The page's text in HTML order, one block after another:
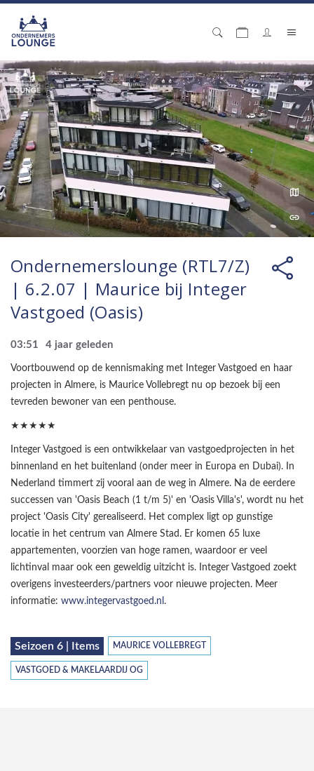
Ondernemerslounge (RTL7/Z)
| 6.2.07 | Maurice bij Integer
Vastgoed (Oasis)
03:51 4 jaar geleden
Voortbouwend op de kennismaking met Integer Vastgoed en haar
projecten in Almere, is Maurice Vollebregt nu op bezoek bij een
tevreden bewoner van een penthouse.
★★★★★
Integer Vastgoed is een ontwikkelaar van vastgoedprojecten in het
binnenland en het buitenland (onder meer in Europa en Dubai). In
Nederland timmert zij vooral aan de weg in Almere. Na de eerdere
successen van 'Oasis Beach (1 t/m 5)' en 'Oasis Villa's', wordt nu het
project 'Oasis City' gerealiseerd. Het complex ligt op gunstige
locatie in het centrum van Almere Stad. Er komen 65 luxe
appartementen, voorzien van hoge ramen, waardoor er veel
lichtinval maar ook een geweldig uitzicht is. Integer Vastgoed zoekt
overigens investeerders/partners voor nieuwe projecten. Meer
informatie: www.integervastgoed.nl .
Seizoen 6 | Items MAURICE VOLLEBREGT
VASTGOED & MAKELAARDIJ OG